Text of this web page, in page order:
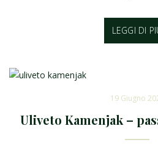
LEGGI DI
19 Giugno
Uliveto Kamenjak –